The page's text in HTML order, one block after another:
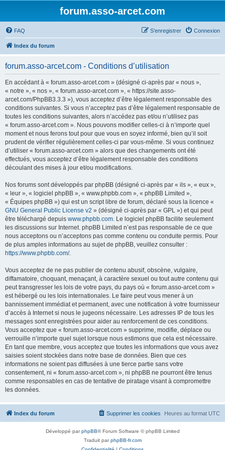
forum.asso-arcet.com
FAQ Connexion
S’enregistrer
Index du forum
forum.asso-arcet.com - Conditions d’utilisation
En accédant à « forum.asso-arcet.com » (désigné ci-après par « nous »,
« notre », « nos », « forum.asso-arcet.com », « https://site.asso-
arcet.com/PhpBB3.3.3 »), vous acceptez d’être légalement responsable des
conditions suivantes. Si vous n’acceptez pas d’être légalement responsable de
toutes les conditions suivantes, alors n’accédez pas et/ou n’utilisez pas
« forum.asso-arcet.com ». Nous pouvons modifier celles-ci à n’importe quel
moment et nous ferons tout pour que vous en soyez informé, bien qu’il soit
prudent de vérifier régulièrement celles-ci par vous-même. Si vous continuez
d’utiliser « forum.asso-arcet.com » alors que des changements ont été
effectués, vous acceptez d’être légalement responsable des conditions
découlant des mises à jour et/ou modifications.
Nos forums sont développés par phpBB (désigné ci-après par « ils », « eux »,
« leur », « logiciel phpBB », « www.phpbb.com », « phpBB Limited »,
« Équipes phpBB ») qui est un script libre de forum, déclaré sous la licence «
GNU General Public License v2 » (désigné ci-après par « GPL ») et qui peut
être téléchargé depuis www.phpbb.com. Le logiciel phpBB facilite seulement
les discussions sur Internet. phpBB Limited n’est pas responsable de ce que
nous acceptons ou n’acceptons pas comme contenu ou conduite permis. Pour
de plus amples informations au sujet de phpBB, veuillez consulter :
https://www.phpbb.com/.
Vous acceptez de ne pas publier de contenu abusif, obscène, vulgaire,
diffamatoire, choquant, menaçant, à caractère sexuel ou tout autre contenu qui
peut transgresser les lois de votre pays, du pays où « forum.asso-arcet.com »
est hébergé ou les lois internationales. Le faire peut vous mener à un
bannissement immédiat et permanent, avec une notification à votre fournisseur
d’accès à Internet si nous le jugeons nécessaire. Les adresses IP de tous les
messages sont enregistrées pour aider au renforcement de ces conditions.
Vous acceptez que « forum.asso-arcet.com » supprime, modifie, déplace ou
verrouille n’importe quel sujet lorsque nous estimons que cela est nécessaire.
En tant que membre, vous acceptez que toutes les informations que vous avez
saisies soient stockées dans notre base de données. Bien que ces
informations ne soient pas diffusées à une tierce partie sans votre
consentement, ni « forum.asso-arcet.com », ni phpBB ne pourront être tenus
comme responsables en cas de tentative de piratage visant à compromettre
les données.
Index du forum Heures au format UTC
Supprimer les cookies
Développé parphpBB® Forum Software © phpBB Limited
Traduit parphpBB-fr.com